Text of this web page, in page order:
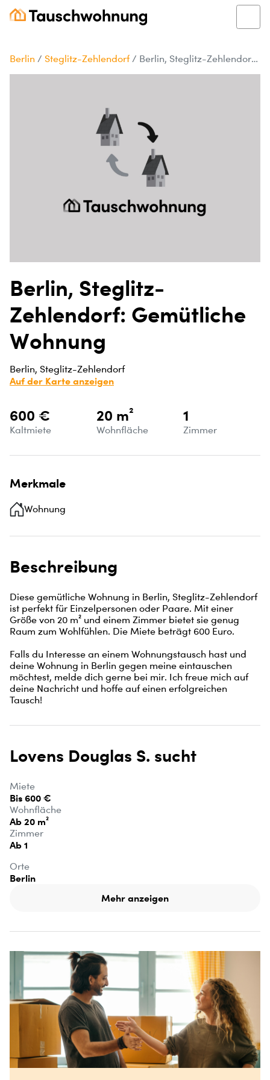
Berlin / Steglitz-Zehlendorf / Berlin, Steglitz-Zehlendorf: Gemütliche Wohnung
Berlin, Steglitz-
Zehlendorf: Gemütliche
Wohnung
Berlin, Steglitz-Zehlendorf
Auf der Karte anzeigen
600 €
Kaltmiete
20 m²
Wohnfläche
1
Zimmer
Merkmale
Wohnung
Beschreibung
Diese gemütliche Wohnung in Berlin, Steglitz-Zehlendorf
ist perfekt für Einzelpersonen oder Paare. Mit einer
Größe von 20 m² und einem Zimmer bietet sie genug
Raum zum Wohlfühlen. Die Miete beträgt 600 Euro.
Falls du Interesse an einem Wohnungstausch hast und
deine Wohnung in Berlin gegen meine eintauschen
möchtest, melde dich gerne bei mir. Ich freue mich auf
deine Nachricht und hoffe auf einen erfolgreichen
Tausch!
Lovens Douglas S. sucht
Miete
Bis 600 €
Wohnfläche
Ab 20 m²
Zimmer
Ab 1
Orte
Berlin
Mehr anzeigen